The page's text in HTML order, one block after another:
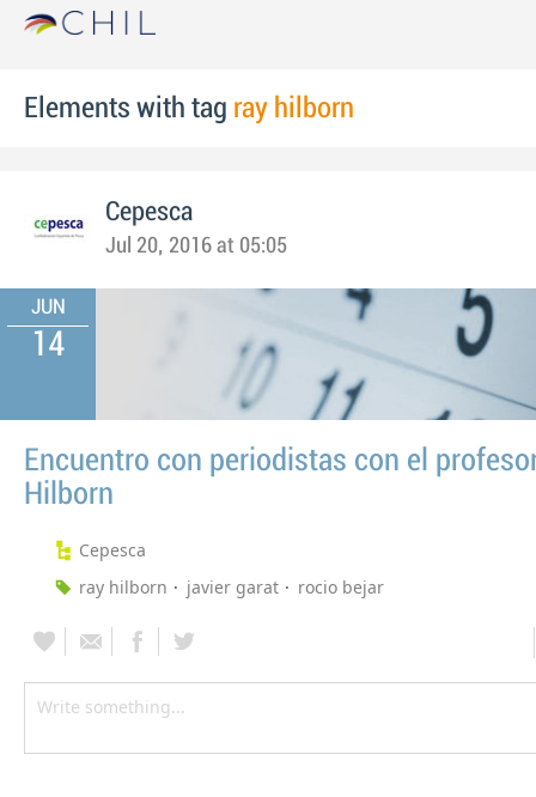
Elements with tag ray hilborn
Cepesca
Jul 20, 2016 at 05:05
JUN
14
Encuentro con periodistas con el
Hilborn
Cepesca
ray hilborn
javier garat rocio bejar